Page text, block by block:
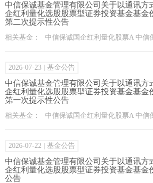
中信保诚基金管理有限公司关于以通讯方
企红利量化选股股票型证券投资基金基金
第二次提示性公告
相关基金：
2026-07-23 | 基金公告
中信保诚基金管理有限公司关于以通讯方
企红利量化选股股票型证券投资基金基金
第一次提示性公告
相关基金：
2026-07-22 | 基金公告
中信保诚基金管理有限公司关于以通讯方
企红利量化选股股票型证券投资基金基金
公告